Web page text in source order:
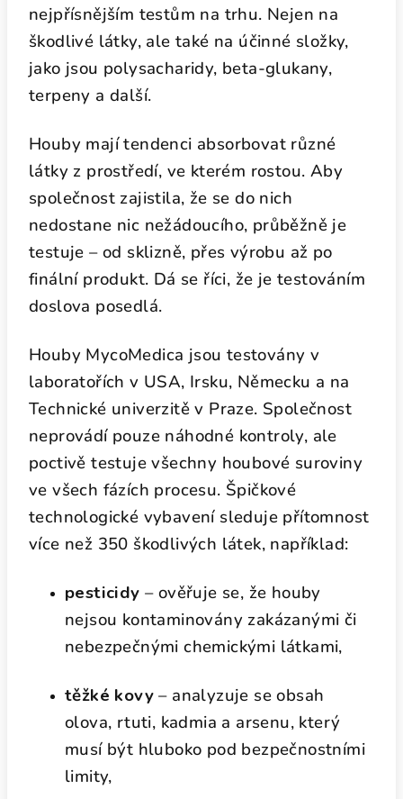
nejpřísnějším testům na trhu. Nejen na
škodlivé látky, ale také na účinné složky,
jako jsou polysacharidy, beta-glukany,
terpeny a další.
Houby mají tendenci absorbovat různé
látky z prostředí, ve kterém rostou. Aby
společnost zajistila, že se do nich
nedostane nic nežádoucího, průběžně je
testuje – od sklizně, přes výrobu až po
finální produkt. Dá se říci, že je testováním
doslova posedlá.
Houby MycoMedica jsou testovány v
laboratořích v USA, Irsku, Německu a na
Technické univerzitě v Praze. Společnost
neprovádí pouze náhodné kontroly, ale
poctivě testuje všechny houbové suroviny
ve všech fázích procesu. Špičkové
technologické vybavení sleduje přítomnost
více než 350 škodlivých látek, například:
pesticidy – ověřuje se, že houby
nejsou kontaminovány zakázanými či
nebezpečnými chemickými látkami,
těžké kovy– analyzuje se obsah
olova, rtuti, kadmia a arsenu, který
musí být hluboko pod bezpečnostními
limity,